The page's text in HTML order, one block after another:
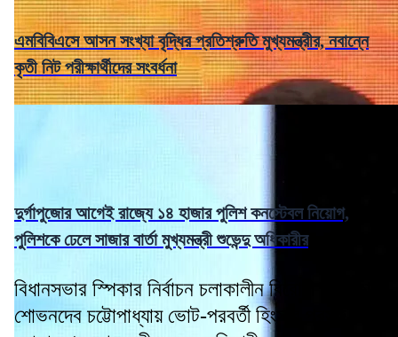
এমবিবিএসে আসন সংখ্যা বৃদ্ধির প্রতিশ্রুতি মুখ্যমন্ত্রীর, নবান্নে
কৃতী নিট পরীক্ষার্থীদের সংবর্ধনা
দুর্গাপুজোর আগেই রাজ্যে ১৪ হাজার পুলিশ কনস্টেবল নিয়োগ,
পুলিশকে ঢেলে সাজার বার্তা মুখ্যমন্ত্রী শুভেন্দু অধিকারীর
বিধানসভার স্পিকার নির্বাচন চলাকালীন বিরোধী দলনেতা
শোভনদেব চট্টোপাধ্যায় ভোট-পরবর্তী হিংসার প্রসঙ্গ